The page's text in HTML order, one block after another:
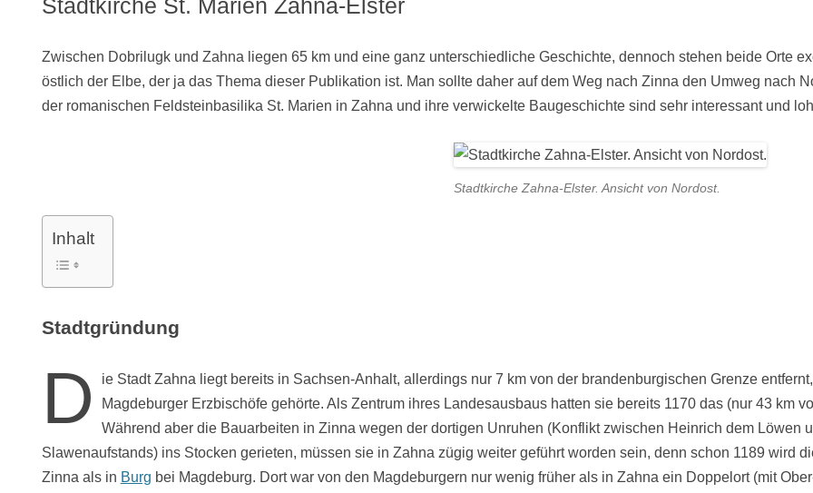
Stadtkirche St. Marien Zahna-Elster
Zwischen Dobrilugk und Zahna liegen 65 km und eine ganz unterschiedliche Geschichte, dennoch stehen beide Orte
östlich der Elbe, der ja das Thema dieser Publikation ist. Man sollte daher auf dem Weg nach Zinna den Umweg nach
der romanischen Feldsteinbasilika St. Marien in Zahna und ihre verwickelte Baugeschichte sind sehr interessant und
Stadtkirche Zahna-Elster. Ansicht von Nordost.
Inhalt
Stadtgründung
D
ie Stadt Zahna liegt bereits in Sachsen-Anhalt, allerdings nur 7 km von der brandenburgischen Grenze
Magdeburger Erzbischöfe gehörte. Als Zentrum ihres Landesausbaus hatten sie bereits 1170 das (nur 43 km
Während aber die Bauarbeiten in Zinna wegen der dortigen Unruhen (Konflikt zwischen Heinrich dem Löwen
Slawenaufstands) ins Stocken gerieten, müssen sie in Zahna zügig weiter geführt worden sein, denn schon 1189 wird
Zinna als in Burg bei Magdeburg. Dort war von den Magdeburgern nur wenig früher als in Zahna ein Doppelort (mit